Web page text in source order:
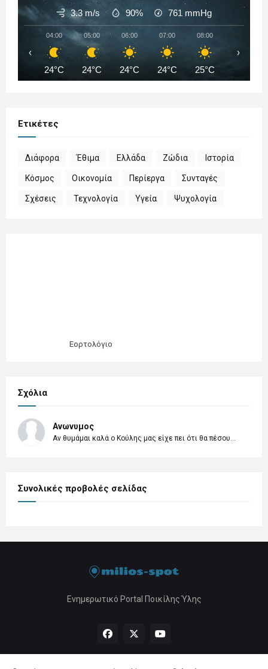
3.3 m/s 90% 761 mmHg
04:00
24°C
05:00
24°C
06:00
24°C
07:00
24°C
08:00
25°C
‹ ›
Ετικέτες
Διάφορα Έθιμα Ελλάδα Ζώδια Ιστορία
Κόσμος Οικονομία Περίεργα Συνταγές
Σχέσεις Τεχνολογία Υγεία Ψυχολογία
Εορτολόγιο
Σχόλια
Ανωνυμος
Αν θυμάμαι καλά ο Κούλης μας είχε πει ότι θα πέσου...
Συνολικές προβολές σελίδας
Ενημερωτικό Portal Ποικίλης Ύλης